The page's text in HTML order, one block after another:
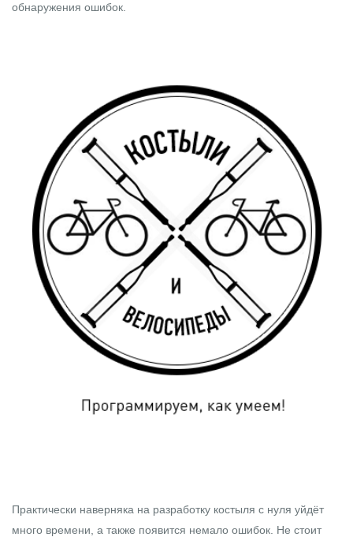
обнаружения ошибок.
Практически наверняка на разработку костыля с нуля уйдёт
много времени, а также появится немало ошибок. Не стоит